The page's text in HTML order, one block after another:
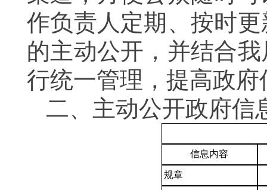
作负责人定期、按时
的主动公开，并结合
行统一管理，提高政
二、主动公开政府信
信息内容
规章